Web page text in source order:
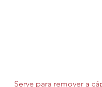
Serve para remover a